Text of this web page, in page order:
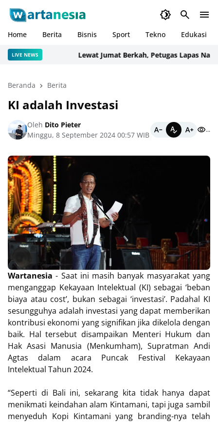
Home Berita Bisnis Sport Tekno Edukasi
LIVE NEWS Lewat Jumat Berkah, Petugas Lapas
Beranda Berita
KI adalah Investasi
Oleh Dito Pieter
Minggu, 8 September 2024 00:57 WIB
...
Wartanesia- Saat ini masih banyak masyarakat yang
menganggap Kekayaan Intelektual (KI) sebagai ‘beban
biaya atau cost’, bukan sebagai ‘investasi’. Padahal KI
sesungguhya adalah investasi yang dapat memberikan
kontribusi ekonomi yang signifikan jika dikelola dengan
baik. Hal tersebut disampaikan Menteri Hukum dan
Hak Asasi Manusia (Menkumham), Supratman Andi
Agtas dalam acara Puncak Festival Kekayaan
Intelektual Tahun 2024.
“Seperti di Bali ini, sekarang kita tidak hanya dapat
menikmati keindahan alam Kintamani, tapi juga sambil
menyeduh Kopi Kintamani yang branding-nya telah